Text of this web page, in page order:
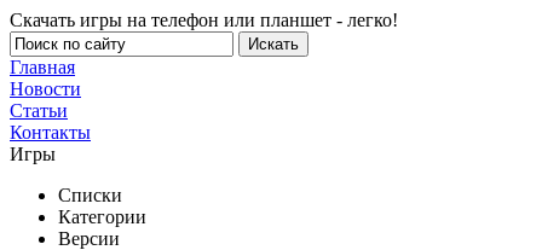
Скачать игры на телефон или планшет - легко!
Главная
Новости
Статьи
Контакты
Игры
Списки
Категории
Версии